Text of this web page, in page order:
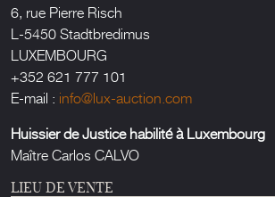
6, rue Pierre Risch
L-5450 Stadtbredimus
LUXEMBOURG
+352 621 777 101
E-mail : info@lux-auction.com
Huissier de Justice habilité à Luxembourg
Maître Carlos CALVO
LIEU DE VENTE